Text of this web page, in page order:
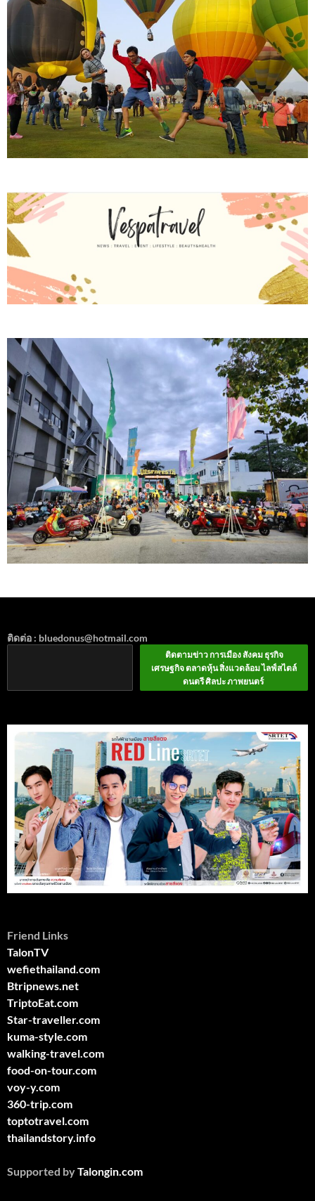
ติดต่อ : bluedonus@hotmail.com
ติดตามข่าว การเมือง สังคม ธุรกิจ
เศรษฐกิจ ตลาดหุ้น สิ่งแวดล้อม ไลฟ์สไตล์
ดนตรี ศิลปะ ภาพยนตร์
Friend Links
TalonTV
wefiethailand.com
Btripnews.net
TriptoEat.com
Star-traveller.com
kuma-style.com
walking-travel.com
food-on-tour.com
voy-y.com
360-trip.com
toptotravel.com
thailandstory.info
Supported byTalongin.com